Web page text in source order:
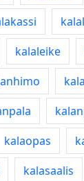
kalaleike
kalaopas
kalasaalis